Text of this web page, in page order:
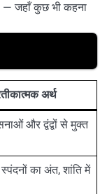
— जहाँ कुछ भी कहना
अर्थ
और द्वंद्वों से मुक्त
का अंत, शांति में